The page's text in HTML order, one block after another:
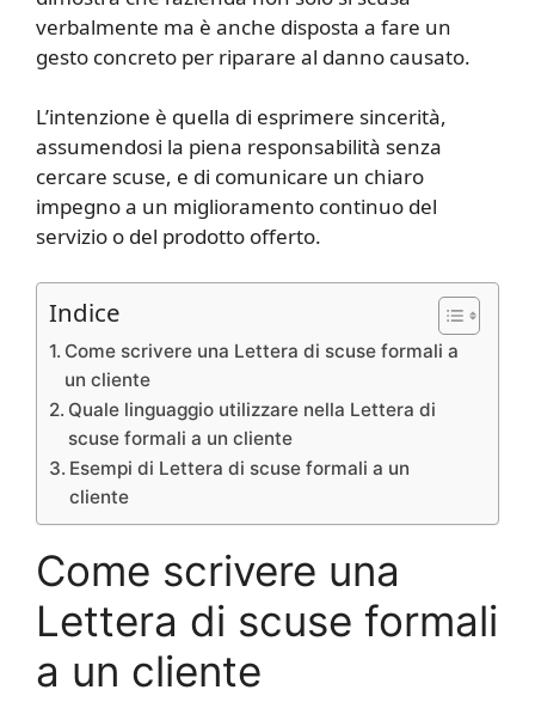
verbalmente ma è anche disposta a fare un
gesto concreto per riparare al danno causato.
L’intenzione è quella di esprimere sincerità,
assumendosi la piena responsabilità senza
cercare scuse, e di comunicare un chiaro
impegno a un miglioramento continuo del
servizio o del prodotto offerto.
Indice
Come scrivere una Lettera di scuse formali a
un cliente
Quale linguaggio utilizzare nella Lettera di
scuse formali a un cliente
Esempi di Lettera di scuse formali a un
cliente
Come scrivere una
Lettera di scuse formali
a un cliente